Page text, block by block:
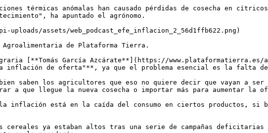
térmicas anómalas han causado pérdidas de cosecha en
ha apuntado el agrónomo.
assets/web_podcast_efe_inflacion_2_56d1ffb622.png)
Agroalimentaria de Plataforma Tierra.
[**Tomás García Azcárate**](https://
inflación de oferta"**, ya que el problema esencial es la falta
saben los agricultores que eso no quiere decir que vayan a ser
a que llegue la nueva cosecha o importar más para aumentar
la inflación está en la caída del consumo en ciertos productos, si
cereales ya estaban altos tras una serie de campañas